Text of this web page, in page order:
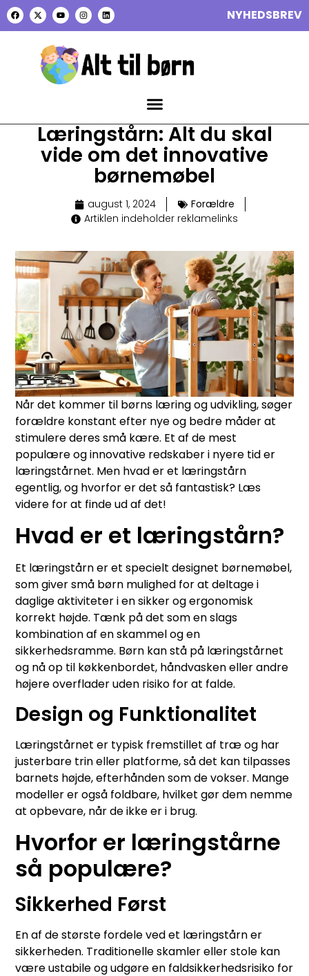
NYHEDSBREV
Læringstårn: Alt du skal
vide om det innovative
børnemøbel
august 1, 2024
Forældre
Artiklen indeholder reklamelinks
Når det kommer til børns læring og udvikling, søger
forældre konstant efter nye og bedre måder at
stimulere deres små kære. Et af de mest
populære og innovative redskaber i nyere tid er
læringstårnet. Men hvad er et læringstårn
egentlig, og hvorfor er det så fantastisk? Læs
videre for at finde ud af det!
Hvad er et læringstårn?
Et læringstårn er et specielt designet børnemøbel,
som giver små børn mulighed for at deltage i
daglige aktiviteter i en sikker og ergonomisk
korrekt højde. Tænk på det som en slags
kombination af en skammel og en
sikkerhedsramme. Børn kan stå på læringstårnet
og nå op til køkkenbordet, håndvasken eller andre
højere overflader uden risiko for at falde.
Design og Funktionalitet
Læringstårnet er typisk fremstillet af træ og har
justerbare trin eller platforme, så det kan tilpasses
barnets højde, efterhånden som de vokser. Mange
modeller er også foldbare, hvilket gør dem nemme
at opbevare, når de ikke er i brug.
Hvorfor er læringstårne
så populære?
Sikkerhed Først
En af de største fordele ved et læringstårn er
sikkerheden. Traditionelle skamler eller stole kan
være ustabile og udgøre en faldsikkerhedsrisiko for